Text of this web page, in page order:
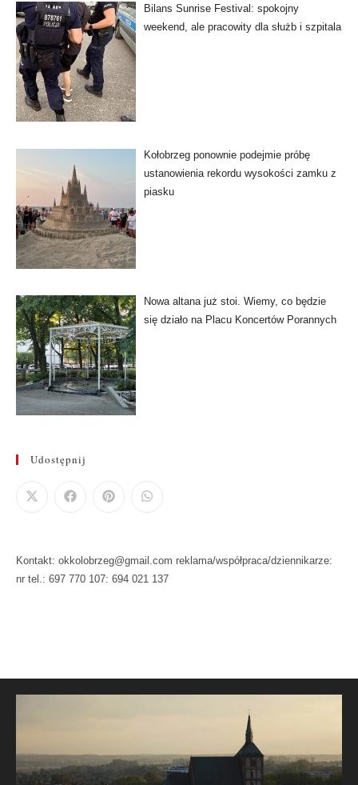
Bilans Sunrise Festival: spokojny
weekend, ale pracowity dla służb i szpitala
Kołobrzeg ponownie podejmie próbę
ustanowienia rekordu wysokości zamku z
piasku
Nowa altana już stoi. Wiemy, co będzie
się działo na Placu Koncertów Porannych
Udostępnij
Kontakt: okkolobrzeg@gmail.com reklama/współpraca/dziennikarze:
nr tel.: 697 770 107: 694 021 137